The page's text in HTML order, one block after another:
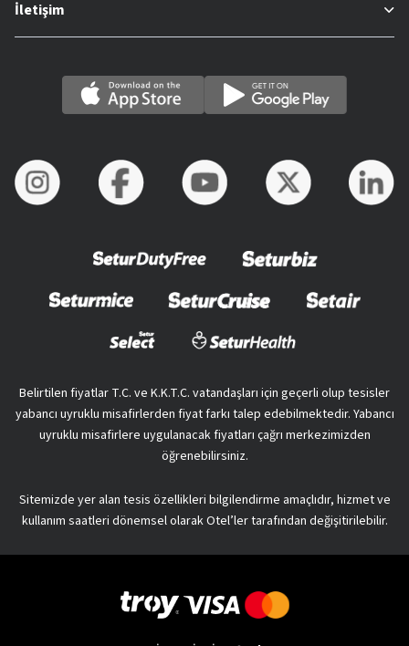
İletişim
Belirtilen fiyatlar T.C. ve K.K.T.C. vatandaşları için geçerli olup tesisler
yabancı uyruklu misafirlerden fiyat farkı talep edebilmektedir. Yabancı
uyruklu misafirlere uygulanacak fiyatları çağrı merkezimizden
öğrenebilirsiniz.
Sitemizde yer alan tesis özellikleri bilgilendirme amaçlıdır, hizmet ve
kullanım saatleri dönemsel olarak Otel’ler tarafından değişitirilebilir.